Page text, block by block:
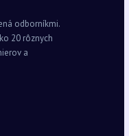
odborníkmi.
20 rôznych
a